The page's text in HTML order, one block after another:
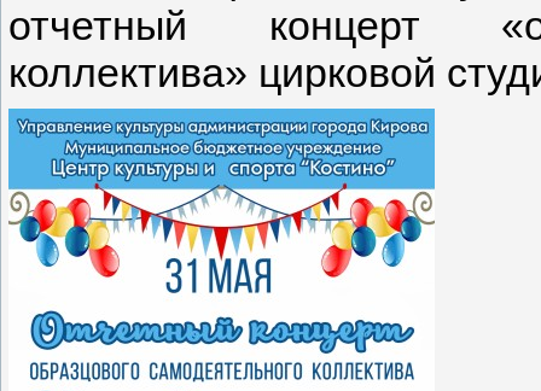
отчетный концерт
коллектива» цирковой